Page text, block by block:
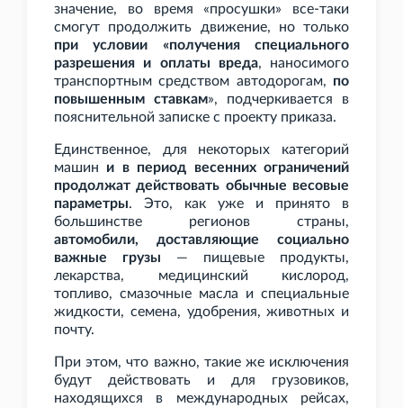
значение, во время «просушки» все-таки
смогут продолжить движение, но только
при условии «получения специального
разрешения и оплаты вреда, наносимого
транспортным средством автодорогам, по
повышенным ставкам», подчеркивается в
пояснительной записке с проекту приказа.
Единственное, для некоторых категорий
машин и в период весенних ограничений
продолжат действовать обычные весовые
параметры. Это, как уже и принято в
большинстве регионов страны,
автомобили, доставляющие социально
важные грузы — пищевые продукты,
лекарства, медицинский кислород,
топливо, смазочные масла и специальные
жидкости, семена, удобрения, животных и
почту.
При этом, что важно, такие же исключения
будут действовать и для грузовиков,
находящихся в международных рейсах,